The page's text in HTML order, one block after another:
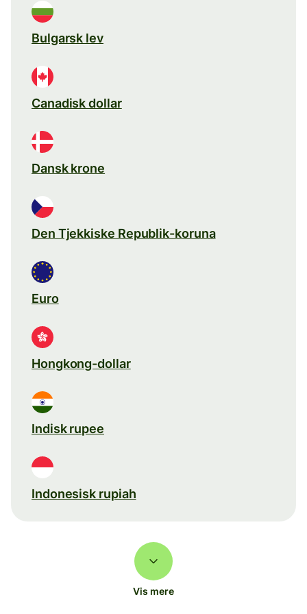
Bulgarsk lev
Canadisk dollar
Dansk krone
Den Tjekkiske Republik-koruna
Euro
Hongkong-dollar
Indisk rupee
Indonesisk rupiah
Vis mere